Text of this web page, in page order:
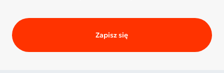
Zapisz się